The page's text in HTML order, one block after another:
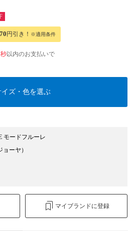
円引き！ ※適用条件
以内のお支払いで
イズ・色を選ぶ
モードフルーレ
ョーヤ）
マイブランドに登録